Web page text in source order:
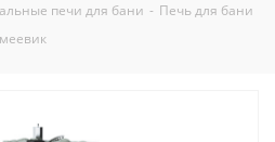
печи для бани - Печь для бани